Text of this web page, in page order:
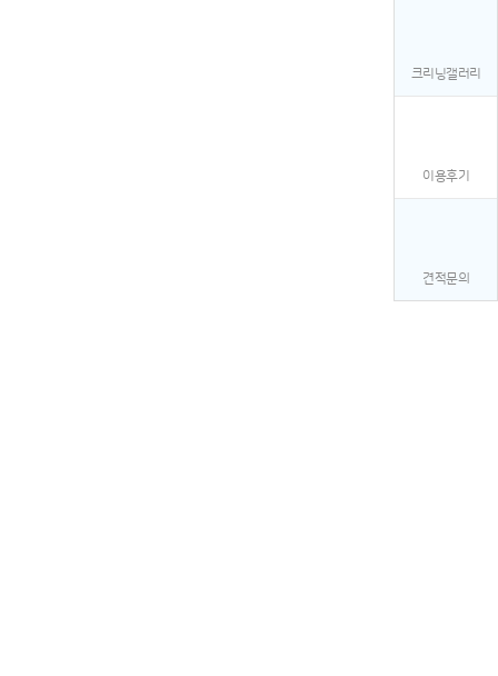
크리닝갤러리
이용후기
견적문의